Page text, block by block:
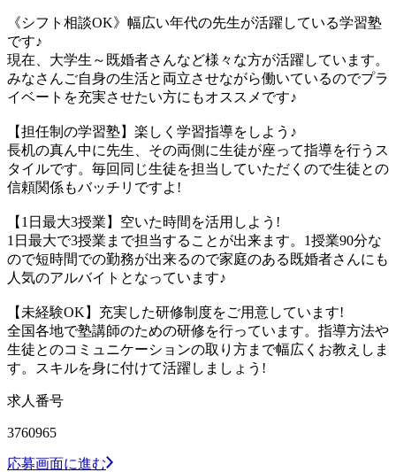
《シフト相談OK》幅広い年代の先生が活躍している学習塾
です♪
現在、大学生～既婚者さんなど様々な方が活躍しています。
みなさんご自身の生活と両立させながら働いているのでプラ
イベートを充実させたい方にもオススメです♪
【担任制の学習塾】楽しく学習指導をしよう♪
長机の真ん中に先生、その両側に生徒が座って指導を行うス
タイルです。毎回同じ生徒を担当していただくので生徒との
信頼関係もバッチリですよ!
【1日最大3授業】空いた時間を活用しよう!
1日最大で3授業まで担当することが出来ます。1授業90分な
ので短時間での勤務が出来るので家庭のある既婚者さんにも
人気のアルバイトとなっています♪
【未経験OK】充実した研修制度をご用意しています!
全国各地で塾講師のための研修を行っています。指導方法や
生徒とのコミュニケーションの取り方まで幅広くお教えしま
す。スキルを身に付けて活躍しましょう!
求人番号
3760965
応募画面に進む